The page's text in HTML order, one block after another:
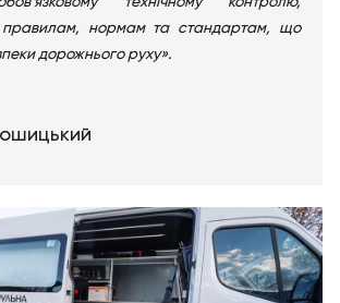
правилам, нормам та стандартам, що
дорожнього руху».